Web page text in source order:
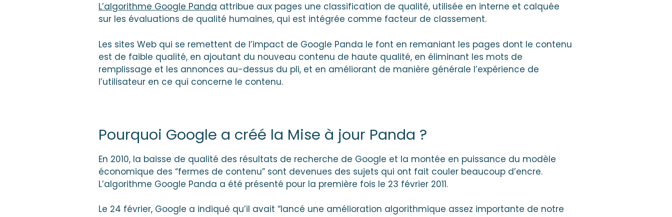
L’algorithme Google Panda attribue aux pages une classification de qualité, utilisée en interne et calquée
sur les évaluations de qualité humaines, qui est intégrée comme facteur de classement.
Les sites Web qui se remettent de l’impact de Google Panda le font en remaniant les pages dont le contenu
est de faible qualité, en ajoutant du nouveau contenu de haute qualité, en éliminant les mots de
remplissage et les annonces au-dessus du pli, et en améliorant de manière générale l’expérience de
l’utilisateur en ce qui concerne le contenu.
Pourquoi Google a créé la Mise à jour Panda ?
En 2010, la baisse de qualité des résultats de recherche de Google et la montée en puissance du modèle
économique des “fermes de contenu” sont devenues des sujets qui ont fait couler beaucoup d’encre.
L’algorithme Google Panda a été présenté pour la première fois le 23 février 2011.
Le 24 février, Google a indiqué qu’il avait “lancé une amélioration algorithmique assez importante de notre